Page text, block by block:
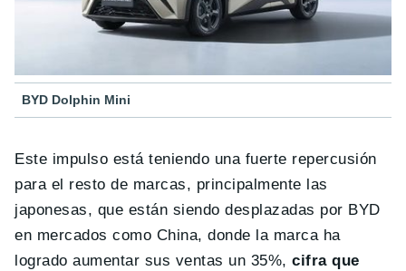
BYD Dolphin Mini
Este impulso está teniendo una fuerte repercusión
para el resto de marcas, principalmente las
japonesas, que están siendo desplazadas por BYD
en mercados como China, donde la marca ha
logrado aumentar sus ventas un 35%, cifra que